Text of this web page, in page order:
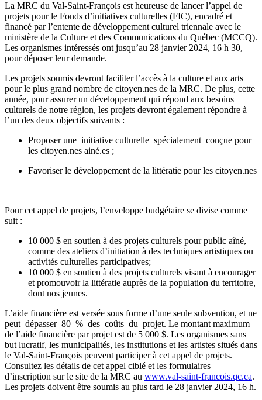
La MRC du Val-Saint-François est heureuse de lancer l’appel de
projets pour le Fonds d’initiatives culturelles (FIC), encadré et
financé par l’entente de développement culturel triennale avec le
ministère de la Culture et des Communications du Québec (MCCQ).
Les organismes intéressés ont jusqu’au 28 janvier 2024, 16 h 30,
pour déposer leur demande.
Les projets soumis devront faciliter l’accès à la culture et aux arts
pour le plus grand nombre de citoyen.nes de la MRC. De plus, cette
année, pour assurer un développement qui répond aux besoins
culturels de notre région, les projets devront également répondre à
l’un des deux objectifs suivants :
Proposer une initiative culturelle spécialement conçue pour
les citoyen.nes ainé.es ;
Favoriser le développement de la littératie pour les citoyen.nes
Pour cet appel de projets, l’enveloppe budgétaire se divise comme
suit :
10 000 $ en soutien à des projets culturels pour public aîné,
comme des ateliers d’initiation à des techniques artistiques ou
activités culturelles participatives;
10 000 $ en soutien à des projets culturels visant à encourager
et promouvoir la littératie auprès de la population du territoire,
dont nos jeunes.
L’aide financière est versée sous forme d’une seule subvention, et ne
peut dépasser 80 % des coûts du projet. Le montant maximum
de l’aide financière par projet est de 5 000 $. Les organismes sans
but lucratif, les municipalités, les institutions et les artistes situés dans
le Val-Saint-François peuvent participer à cet appel de projets.
Consultez les détails de cet appel ciblé et les formulaires
d’inscription sur le site de la MRC au www.val-saint-francois.qc.ca.
Les projets doivent être soumis au plus tard le 28 janvier 2024, 16 h.